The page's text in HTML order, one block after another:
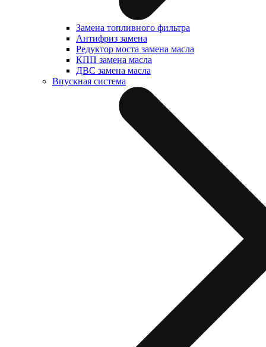
Замена топливного фильтра
Антифриз замена
Редуктор моста замена масла
КПП замена масла
ДВС замена масла
Впускная система